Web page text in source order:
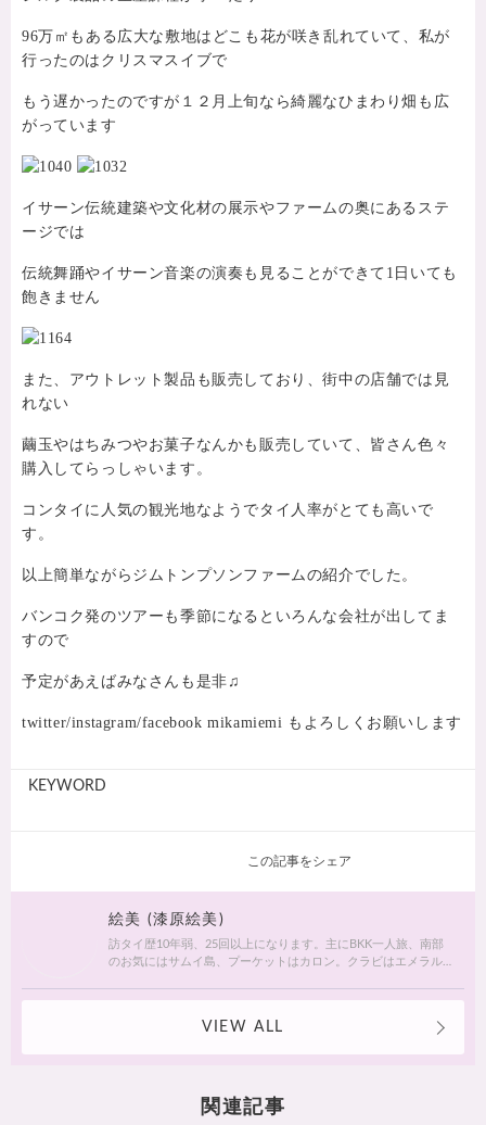
96万㎡もある広大な敷地はどこも花が咲き乱れていて、私が
行ったのはクリスマスイブで
もう遅かったのですが１２月上旬なら綺麗なひまわり畑も広
がっています
イサーン伝統建築や文化材の展示やファームの奥にあるステ
ージでは
伝統舞踊やイサーン音楽の演奏も見ることができて1日いても
飽きません
また、アウトレット製品も販売しており、街中の店舗では見
れない
繭玉やはちみつやお菓子なんかも販売していて、皆さん色々
購入してらっしゃいます。
コンタイに人気の観光地なようでタイ人率がとても高いで
す。
以上簡単ながらジムトンプソンファームの紹介でした。
バンコク発のツアーも季節になるといろんな会社が出してま
すので
予定があえばみなさんも是非♫
twitter/instagram/facebook mikamiemi もよろしくお願いします
KEYWORD
この記事をシェア
絵美 (漆原絵美)
訪タイ歴10年弱、25回以上になります。主にBKK一人旅、南部
のお気にはサムイ島、プーケットはカロン。クラビはエメラル
イ語もタイ料理も独学で学んで日タイ翻訳、パーティー料理、
VIEW ALL
関連記事